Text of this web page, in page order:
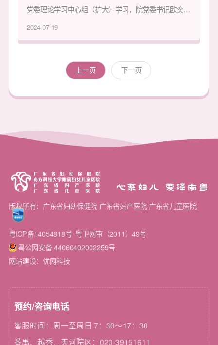
党委理论学习中心组（扩大）学习，院党委书记欧奕强
以《坚持全面从严治党，推进党纪学习教育走深走实》
为题，讲授党纪学习教育专题党课。
2024-07-19
上一页 下一页
心系妇儿 爱泽南粤
版权所有：广东省妇幼保健院 广东省妇产医院 广东省儿童医院
粤ICP备14054818号 粤卫网审（2011）49号
粤公网安备 44060402002259号
网站建设：优网科技
预约/咨询电话
客服时间：周一至周日 7：30～17：30
番禺、越秀、天河院区：020-39151611